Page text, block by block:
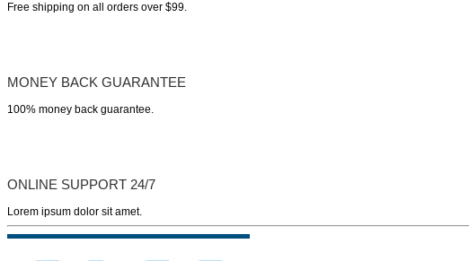
Free shipping on all orders over $99.
MONEY BACK GUARANTEE
100% money back guarantee.
ONLINE SUPPORT 24/7
Lorem ipsum dolor sit amet.